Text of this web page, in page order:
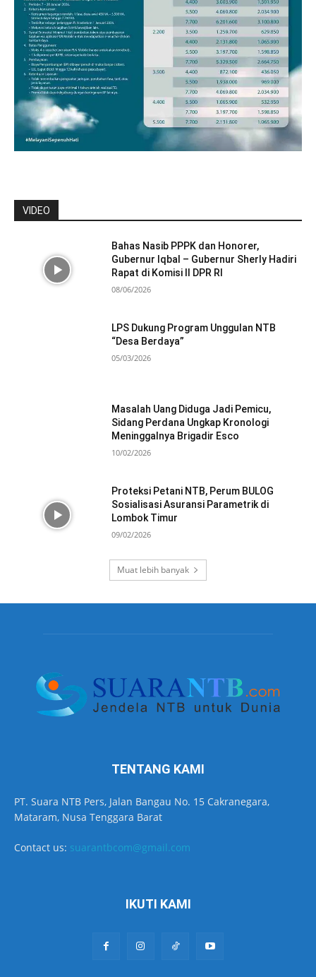
VIDEO
Bahas Nasib PPPK dan Honorer,
Gubernur Iqbal – Gubernur Sherly Hadiri
Rapat di Komisi II DPR RI
08/06/2026
LPS Dukung Program Unggulan NTB
“Desa Berdaya”
05/03/2026
Masalah Uang Diduga Jadi Pemicu,
Sidang Perdana Ungkap Kronologi
Meninggalnya Brigadir Esco
10/02/2026
Proteksi Petani NTB, Perum BULOG
Sosialisasi Asuransi Parametrik di
Lombok Timur
09/02/2026
Muat lebih banyak
TENTANG KAMI
PT. Suara NTB Pers, Jalan Bangau No. 15 Cakranegara,
Mataram, Nusa Tenggara Barat
Contact us: suarantbcom@gmail.com
IKUTI KAMI